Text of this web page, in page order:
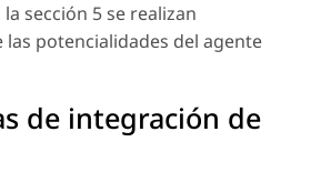
sección 5 se realizan
las potencialidades del agente
de integración de